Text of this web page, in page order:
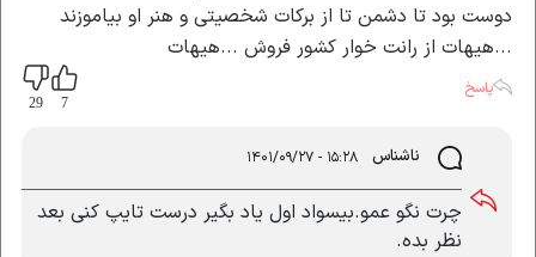
دوست بود تا دشمن تا از برکات شخصیتی و هنر او بیاموزند
...هیهات از رانت خوار کشور فروش ...هیهات
پاسخ
ناشناس ۱۵:۲۸ - ۱۴۰۱/۰۹/۲۷
چرت نگو عمو.بیسواد اول یاد بگیر درست تایپ کنی بعد
نظر بده.